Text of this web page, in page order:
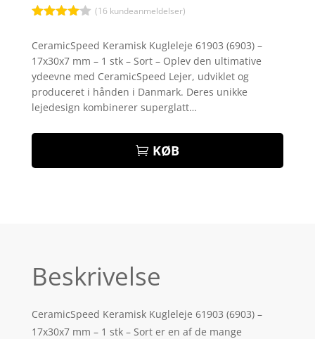
ud af 5
baseret
på
kundebed
ømmelse
r
(16 kundeanmeldelser)
CeramicSpeed Keramisk Kugleleje 61903 (6903) –
17x30x7 mm – 1 stk – Sort – Oplev den ultimative
ydeevne med CeramicSpeed Lejer, udviklet og
produceret i hånden i Danmark. Deres unikke
lejedesign kombinerer superglatt…
KØB
Beskrivelse
CeramicSpeed Keramisk Kugleleje 61903 (6903) –
17x30x7 mm – 1 stk – Sort er en af de mange